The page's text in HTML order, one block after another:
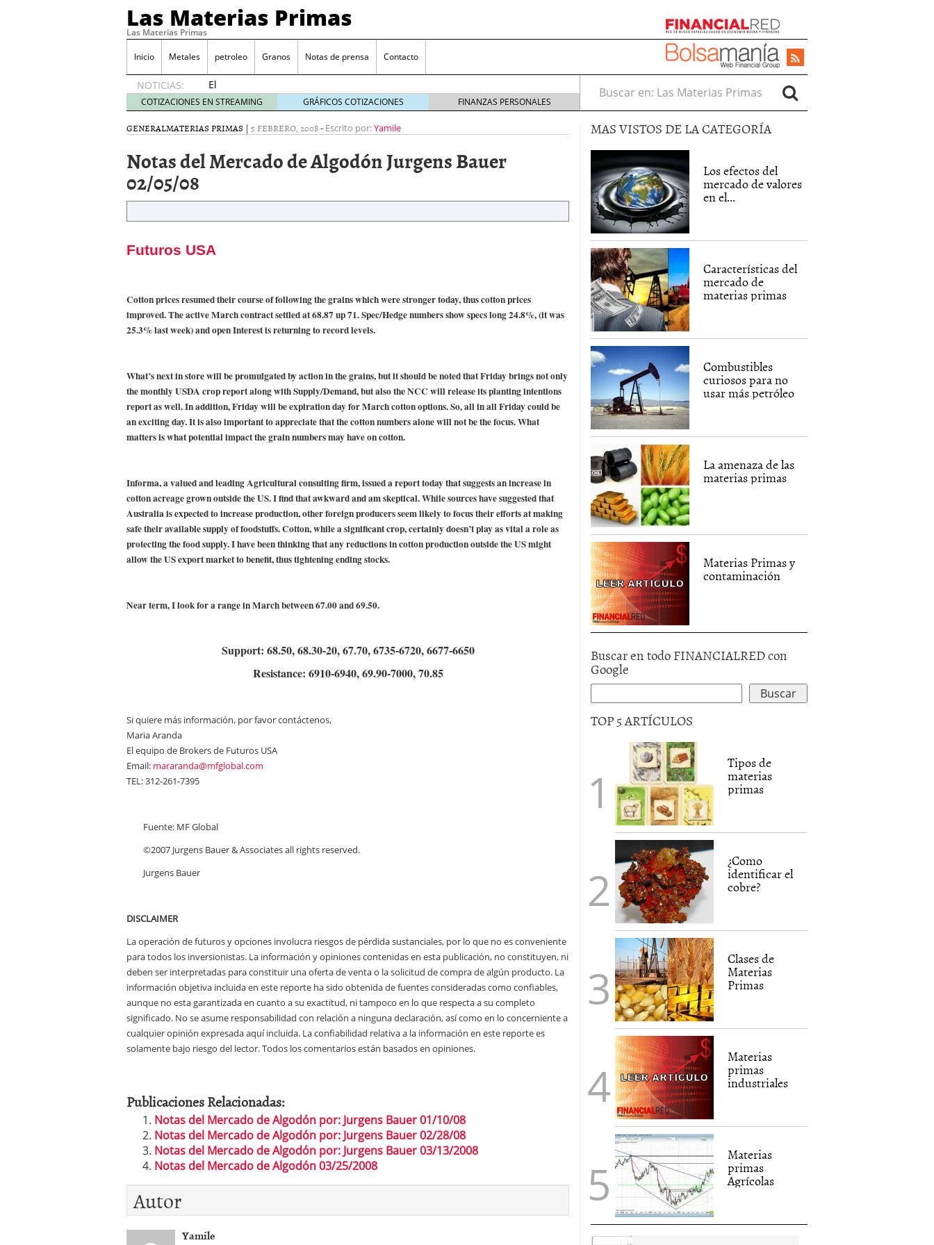
Las Materias Primas
Las Materias Primas
Inicio Metales petroleo Granos Notas de prensa Contacto
NOTICIAS:
El
Ecosistema
Kuailian,
acercando
tecnología
blockchain
2020
WorldMarkets sigue con el éxito de su trading de Inteligencia Artificial
MYTVCHAIN Primera plataforma de web tv del mundo dedicada a clubs
deportivos y atletas desarrollada a través de tecnología Blockchain 27
febrero 2020
COTIZACIONES EN STREAMING GRÁFICOS COTIZACIONES FINANZAS PERSONALES
Buscar en:
GENERALMATERIAS PRIMAS | 5 FEBRERO, 2008- Escrito por:Yamile
Notas del Mercado de Algodón Jurgens Bauer
02/05/08
Futuros USA
Cotton prices resumed their course of following the grains which were stronger today, thus cotton prices
improved. The active March contract settled at 68.87 up 71. Spec/Hedge numbers show specs long 24.8%, (it was
25.3% last week) and open Interest is returning to record levels.
What’s next in store will be promulgated by action in the grains, but it should be noted that Friday brings not only
the monthly USDA crop report along with Supply/Demand, but also the NCC will release its planting intentions
report as well. In addition, Friday will be expiration day for March cotton options. So, all in all Friday could be
an exciting day. It is also important to appreciate that the cotton numbers alone will not be the focus. What
matters is what potential impact the grain numbers may have on cotton.
Informa, a valued and leading Agricultural consulting firm, issued a report today that suggests an increase in
cotton acreage grown outside theUS. I find that awkward and am skeptical. While sources have suggested that
Australiais expected to increase production, other foreign producers seem likely to focus their efforts at making
safe their available supply of foodstuffs. Cotton, while a significant crop, certainly doesn’t play as vital a role as
protecting the food supply. I have been thinking that any reductions in cotton production outside theUSmight
allow theUSexport market to benefit, thus tightening ending stocks.
Near term, I look for a range in March between 67.00 and 69.50.
Support: 68.50, 68.30-20, 67.70, 6735-6720, 6677-6650
Resistance: 6910-6940, 69.90-7000, 70.85
Si quiere más información, por favor contáctenos,
Maria Aranda
El equipo de Brokers de Futuros USA
Email: mararanda@mfglobal.com
TEL: 312-261-7395
Fuente: MF Global
©2007 Jurgens Bauer & Associates all rights reserved.
Jurgens Bauer
DISCLAIMER
La operación de futuros y opciones involucra riesgos de pérdida sustanciales, por lo que no es conveniente
para todos los inversionistas. La información y opiniones contenidas en esta publicación, no constituyen, ni
deben ser interpretadas para constituir una oferta de venta o la solicitud de compra de algún producto. La
información objetiva incluida en este reporte ha sido obtenida de fuentes consideradas como confiables,
aunque no esta garantizada en cuanto a su exactitud, ni tampoco en lo que respecta a su completo
significado. No se asume responsabilidad con relación a ninguna declaración, así como en lo concerniente a
cualquier opinión expresada aquí incluida. La confiabilidad relativa a la información en este reporte es
solamente bajo riesgo del lector. Todos los comentarios están basados en opiniones.
Publicaciones Relacionadas:
Notas del Mercado de Algodón por: Jurgens Bauer 01/10/08
Notas del Mercado de Algodón por: Jurgens Bauer 02/28/08
Notas del Mercado de Algodón por: Jurgens Bauer 03/13/2008
Notas del Mercado de Algodón 03/25/2008
Autor
Yamile
MAS VISTOS DE LA CATEGORÍA
Los efectos del
mercado de valores
en el...
Características del
mercado de
materias primas
Combustibles
curiosos para no
usar más petróleo
La amenaza de las
materias primas
Materias Primas y
contaminación
Buscar en todo FINANCIALRED con
Google
TOP 5 ARTÍCULOS
Tipos de
materias
primas
¿Como
identificar el
cobre?
Clases de
Materias
Primas
Materias
primas
industriales
Materias
primas
Agrícolas